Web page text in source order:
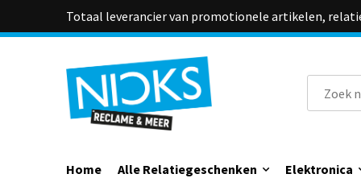
Totaal leverancier van promotionele artikelen,
Home Alle Relatiegeschenken Elektronica